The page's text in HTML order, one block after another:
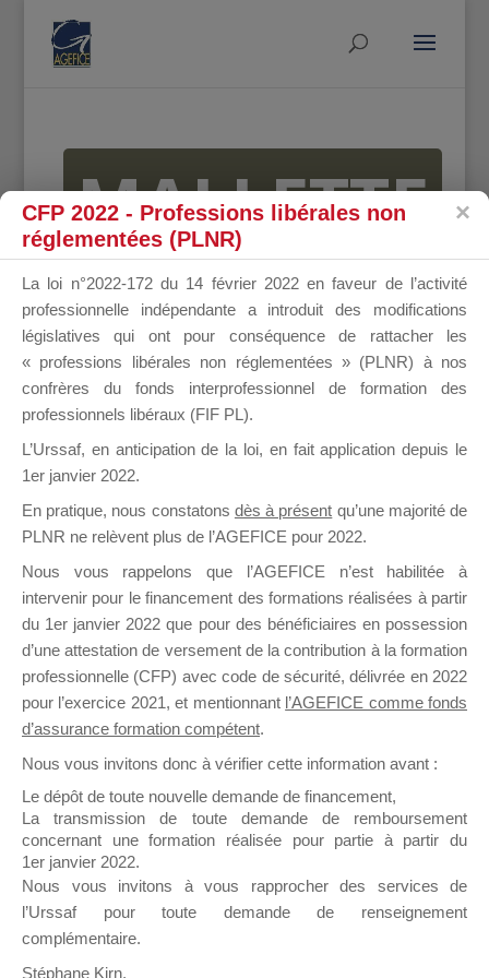
MALLETTE
DU
DIRIGEANT
il y a un mois
Ce groupe est destiné aux Organismes de
Formation qui souhaitent répondre à l’Appel à
Propositions Mallette du Dirigeant.
Ce groupe propose un forum dédié au support
sur lequel il est possible de laisser un message
ou poser une question.
NB : Il est nécessaire d’être
pouvoir rejoindre ce groupe
CFP 2022 - Professions libérales non
réglementées (PLNR)
La loi n°2022-172 du 14 février 2022 en faveur de l’activité
professionnelle indépendante a introduit des modifications
législatives qui ont pour conséquence de rattacher les
« professions libérales non réglementées » (PLNR) à nos
confrères du fonds interprofessionnel de formation des
professionnels libéraux (FIF PL).
L’Urssaf, en anticipation de la loi, en fait application depuis le
1er janvier 2022.
En pratique, nous constatons dès à présent qu’une majorité de
PLNR ne relèvent plus de l’AGEFICE pour 2022.
Nous vous rappelons que l’AGEFICE n’est habilitée à
intervenir pour le financement des formations réalisées à partir
du 1er janvier 2022 que pour des bénéficiaires en possession
d’une attestation de versement de la contribution à la formation
professionnelle (CFP) avec code de sécurité, délivrée en 2022
pour l’exercice 2021, et mentionnant l’AGEFICE comme fonds
d’assurance formation compétent.
Nous vous invitons donc à vérifier cette information avant :
Le dépôt de toute nouvelle demande de financement,
La transmission de toute demande de remboursement
concernant une formation réalisée pour partie à partir du
1er janvier 2022.
Nous vous invitons à vous rapprocher des services de
l’Urssaf pour toute demande de renseignement
complémentaire.
Stéphane Kirn,